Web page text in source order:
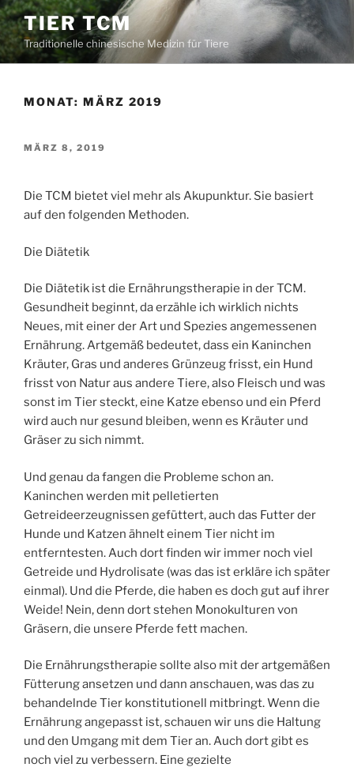
Zum
Inhalt
springen
TIER TCM
Traditionelle chinesische Medizin für Tiere
MONAT: MÄRZ 2019
VERÖFFENTLICHT
MÄRZ 8, 2019
Die TCM bietet viel mehr als Akupunktur. Sie basiert
auf den folgenden Methoden.
Die Diätetik
Die Diätetik ist die Ernährungstherapie in der TCM.
Gesundheit beginnt, da erzähle ich wirklich nichts
Neues, mit einer der Art und Spezies angemessenen
Ernährung. Artgemäß bedeutet, dass ein Kaninchen
Kräuter, Gras und anderes Grünzeug frisst, ein Hund
frisst von Natur aus andere Tiere, also Fleisch und was
sonst im Tier steckt, eine Katze ebenso und ein Pferd
wird auch nur gesund bleiben, wenn es Kräuter und
Gräser zu sich nimmt.
Und genau da fangen die Probleme schon an.
Kaninchen werden mit pelletierten
Getreideerzeugnissen gefüttert, auch das Futter der
Hunde und Katzen ähnelt einem Tier nicht im
entferntesten. Auch dort finden wir immer noch viel
Getreide und Hydrolisate (was das ist erkläre ich später
einmal). Und die Pferde, die haben es doch gut auf ihrer
Weide! Nein, denn dort stehen Monokulturen von
Gräsern, die unsere Pferde fett machen.
Die Ernährungstherapie sollte also mit der artgemäßen
Fütterung ansetzen und dann anschauen, was das zu
behandelnde Tier konstitutionell mitbringt. Wenn die
Ernährung angepasst ist, schauen wir uns die Haltung
und den Umgang mit dem Tier an. Auch dort gibt es
noch viel zu verbessern. Eine gezielte